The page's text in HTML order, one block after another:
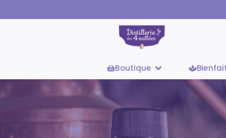
Boutique